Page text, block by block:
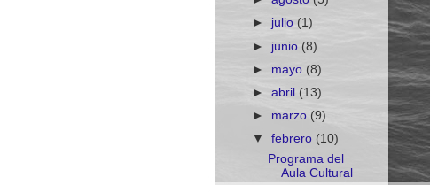
► julio(1)
► junio(8)
► mayo (8)
►abril (13)
► marzo (9)
▼febrero (10)
Programa del
Aula Cultural